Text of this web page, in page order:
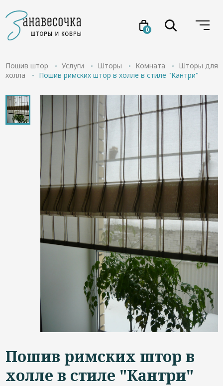
0
Услуги
Товары
Акции
Проекты
О нас
Отзывы
Дизайнерам
Контакты
+7 (4822) 453-534
Пошив штор Услуги Шторы Комната
Шторы для
холла
Пошив римских штор в холле в стиле "Кантри"
Пошив римских штор в
холле в стиле "Кантри"